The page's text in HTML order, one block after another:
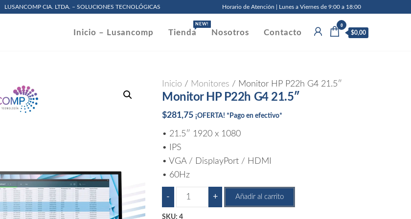
LUSANCOMP CIA. LTDA. – SOLUCIONES TECNOLÓGICAS Horario de Atención | Lunes a Viernes de 9:00 a 18:00
Inicio – Lusancomp Tienda
NEW!
Nosotros Contacto
0
$0,00
Inicio / Monitores / Monitor HP P22h G4 21.5″
Monitor HP P22h G4 21.5″
$281,75 ¡OFERTA! *Pago en efectivo*
• 21.5″ 1920 x 1080
• IPS
• VGA / DisplayPort / HDMI
• 60Hz
-
Monitor
HP
+ Añadir al carrito
SKU:4